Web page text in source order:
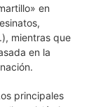
en
mientras que
en la
principales